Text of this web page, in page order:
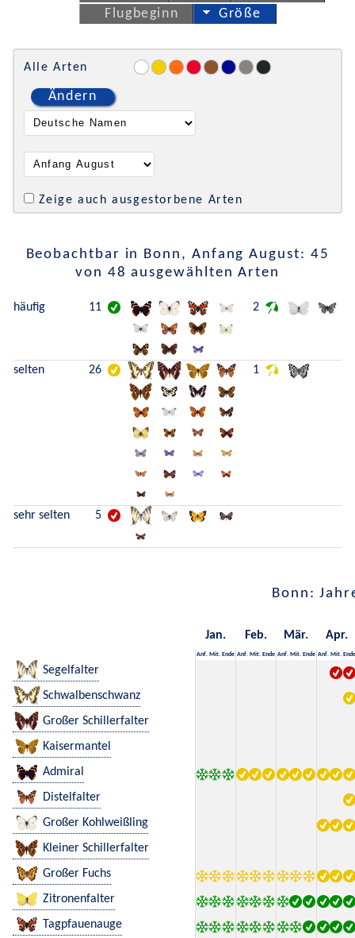
Flugbeginn
Größe
Alle Arten
Ändern
Zeige auch ausgestorbene Arten
Beobachtbar in Bonn, Anfang August: 45
von 48 ausgewählten Arten
häufig 11 2
selten 26 1
sehr selten 5
Bonn:
Jan. Feb. Mär. Apr.
Anf. Mit. Ende Anf. Mit. Ende Anf. Mit. Ende Anf. Mit. Ende
Segelfalter
Schwalbenschwanz
Großer Schillerfalter
Kaisermantel
Admiral
Distelfalter
Großer Kohlweißling
Kleiner Schillerfalter
Großer Fuchs
Zitronenfalter
Tagpfauenauge